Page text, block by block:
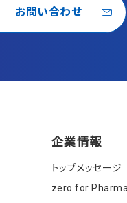
お問い合わせ
企業情報
トップメッセージ
zero for